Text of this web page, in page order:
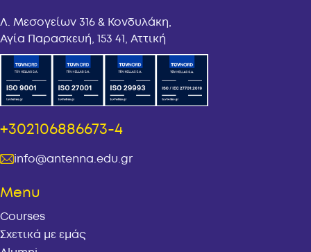
Λ. Μεσογείων 316 & Κονδυλάκη,
Αγία Παρασκευή, 153 41, Αττική
+302106886673-4
info@antenna.edu.gr
Menu
Courses
Σχετικά με εμάς